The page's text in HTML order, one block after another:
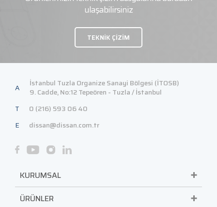
ulaşabilirsiniz
TEKNİK ÇİZİM
A
İstanbul Tuzla Organize Sanayi Bölgesi (İTOSB)
9. Cadde, No:12 Tepeören - Tuzla / İstanbul
T
0 (216) 593 06 40
E
dissan@dissan.com.tr
KURUMSAL
ÜRÜNLER